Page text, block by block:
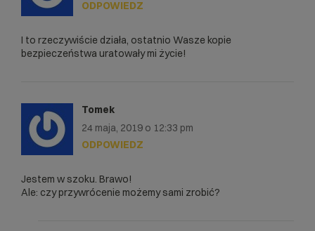
I to rzeczywiście działa, ostatnio Wasze kopie
bezpieczeństwa uratowały mi życie!
ODPOWIEDZ
Tomek
24 maja, 2019 o 12:33 pm
Jestem w szoku. Brawo!
Ale: czy przywrócenie możemy sami zrobić?
ODPOWIEDZ